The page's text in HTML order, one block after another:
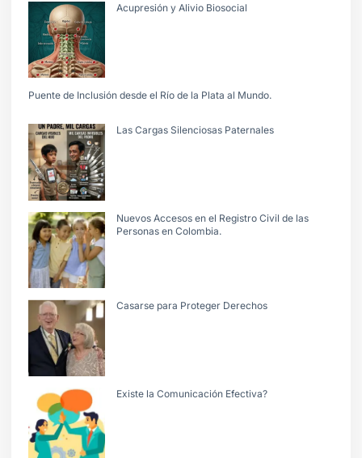
Acupresión y Alivio Biosocial
Puente de Inclusión desde el Río de la Plata al Mundo.
Las Cargas Silenciosas Paternales
Nuevos Accesos en el Registro Civil de las
Personas en Colombia.
Casarse para Proteger Derechos
Existe la Comunicación Efectiva?